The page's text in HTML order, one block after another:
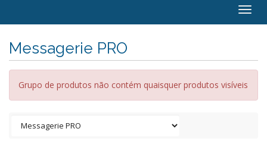
Messagerie PRO
Grupo de produtos não contém quaisquer produtos visíveis